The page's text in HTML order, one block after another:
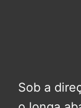
Sob a